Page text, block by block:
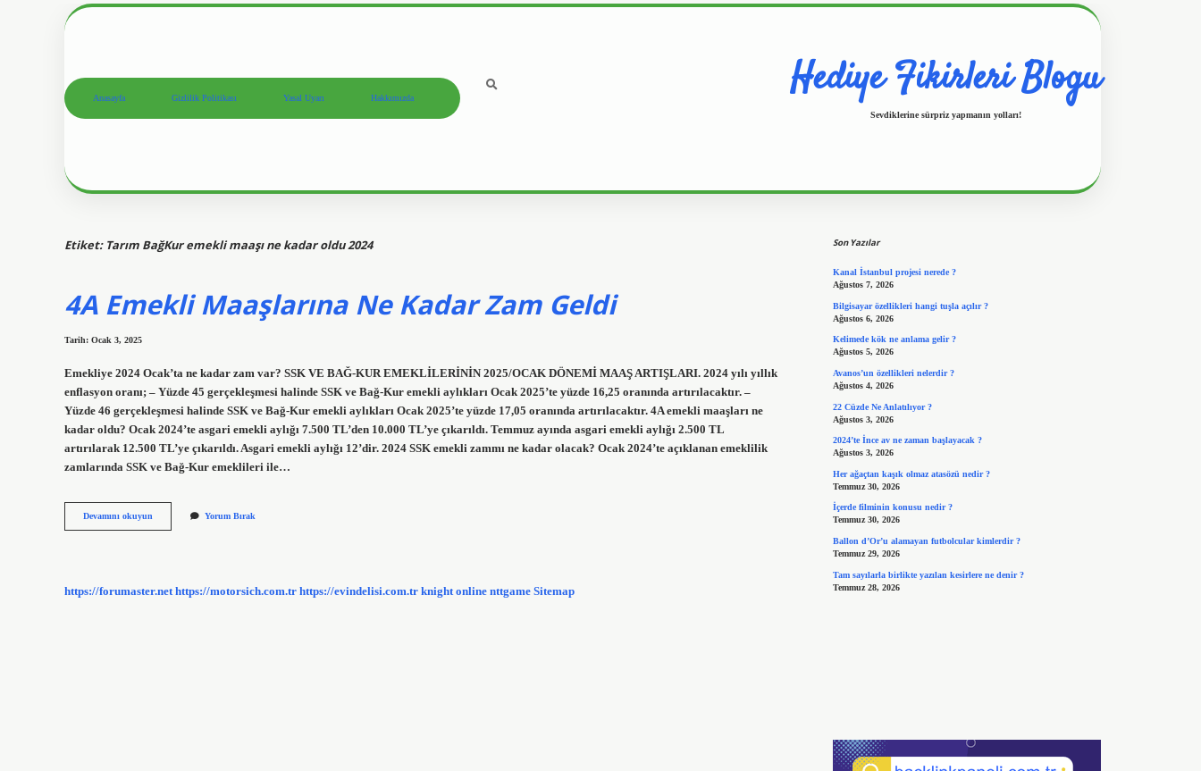
Anasayfa Gizlilik Politikası Yasal Uyarı Hakkımızda Hediye Fikirleri Blogu
Sevdiklerine sürpriz yapmanın yolları!
Etiket: Tarım BağKur emekli maaşı ne kadar oldu 2024
4A Emekli Maaşlarına Ne Kadar Zam Geldi
Tarih: Ocak 3, 2025
Emekliye 2024 Ocak’ta ne kadar zam var? SSK VE BAĞ-KUR EMEKLİLERİNİN 2025/OCAK DÖNEMİ MAAŞ ARTIŞLARI. 2024 yılı yıllık
enflasyon oranı; – Yüzde 45 gerçekleşmesi halinde SSK ve Bağ-Kur emekli aylıkları Ocak 2025’te yüzde 16,25 oranında artırılacaktır. –
Yüzde 46 gerçekleşmesi halinde SSK ve Bağ-Kur emekli aylıkları Ocak 2025’te yüzde 17,05 oranında artırılacaktır. 4A emekli maaşları ne
kadar oldu? Ocak 2024’te asgari emekli aylığı 7.500 TL’den 10.000 TL’ye çıkarıldı. Temmuz ayında asgari emekli aylığı 2.500 TL
artırılarak 12.500 TL’ye çıkarıldı. Asgari emekli aylığı 12’dir. 2024 SSK emekli zammı ne kadar olacak? Ocak 2024’te açıklanan emeklilik
zamlarında SSK ve Bağ-Kur emeklileri ile…
Devamını okuyun
Emekli
Geldi
Yorum Bırak
https://forumaster.net https://motorsich.com.tr https://evindelisi.com.tr knight online nttgame Sitemap
Son Yazılar
Kanal İstanbul projesi nerede ?
Ağustos 7, 2026
Bilgisayar özellikleri hangi tuşla açılır ?
Ağustos 6, 2026
Kelimede kök ne anlama gelir ?
Ağustos 5, 2026
Avanos’un özellikleri nelerdir ?
Ağustos 4, 2026
22 Cüzde Ne Anlatılıyor ?
Ağustos 3, 2026
2024’te İnce av ne zaman başlayacak ?
Ağustos 3, 2026
Her ağaçtan kaşık olmaz atasözü nedir ?
Temmuz 30, 2026
İçerde filminin konusu nedir ?
Temmuz 30, 2026
Ballon d’Or’u alamayan futbolcular kimlerdir ?
Temmuz 29, 2026
Tam sayılarla birlikte yazılan kesirlere ne denir ?
Temmuz 28, 2026